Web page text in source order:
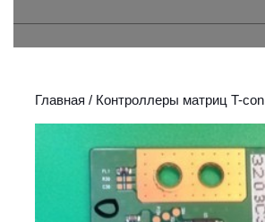
Главная / Контроллеры матриц T-con